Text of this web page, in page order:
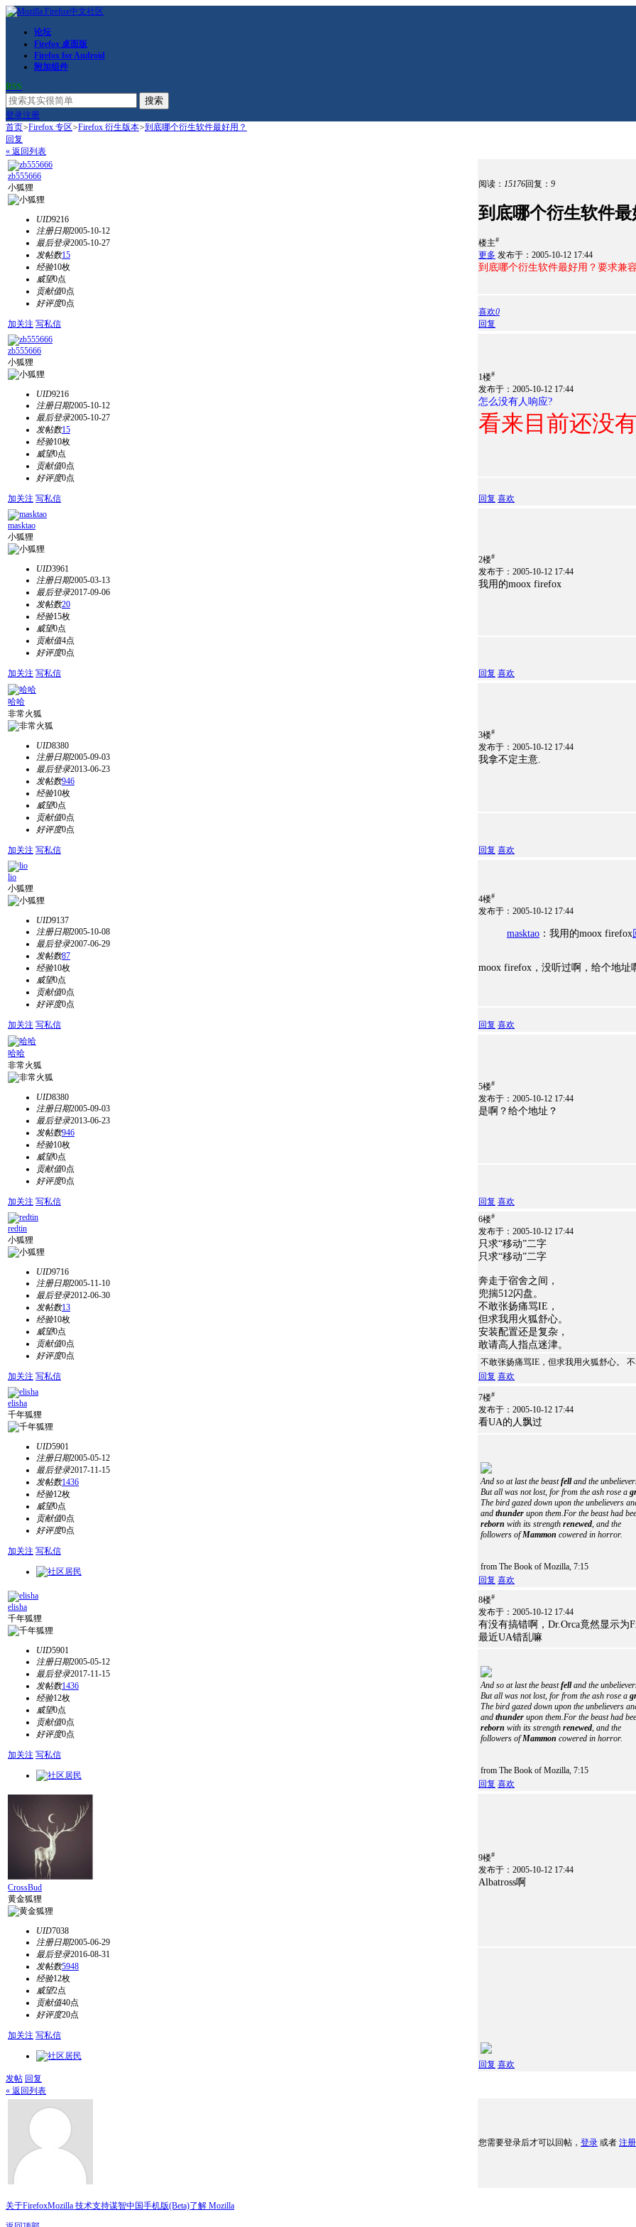
论坛
Firefox 桌面版
Firefox for Android
附加组件
RSS
搜索
登录注册
首页>Firefox 专区>Firefox 衍生版本>到底哪个衍生软件最好用？
回复
« 返回列表
zb555666
小狐狸
UID9216
注册日期2005-10-12
最后登录2005-10-27
发帖数15
经验10枚
威望0点
贡献值0点
好评度0点
加关注 写私信
阅读： 15176回复： 9
到底哪个衍生软件最
楼主#
更多 发布于：2005-10-12 17:44
到底哪个衍生软件最好用？要求兼
喜欢0
回复
zb555666
小狐狸
UID9216
注册日期2005-10-12
最后登录2005-10-27
发帖数15
经验10枚
威望0点
贡献值0点
好评度0点
加关注 写私信
1楼#
发布于：2005-10-12 17:44
怎么没有人响应?
看来目前还没
回复 喜欢
masktao
小狐狸
UID3961
注册日期2005-03-13
最后登录2017-09-06
发帖数20
经验15枚
威望0点
贡献值4点
好评度0点
加关注 写私信
2楼#
发布于：2005-10-12 17:44
我用的moox firefox
回复 喜欢
哈哈
非常火狐
UID8380
注册日期2005-09-03
最后登录2013-06-23
发帖数946
经验10枚
威望0点
贡献值0点
好评度0点
加关注 写私信
3楼#
发布于：2005-10-12 17:44
我拿不定主意.
回复 喜欢
lio
小狐狸
UID9137
注册日期2005-10-08
最后登录2007-06-29
发帖数87
经验10枚
威望0点
贡献值0点
好评度0点
加关注 写私信
4楼#
发布于：2005-10-12 17:44
masktao ：我用的moox firefox
moox firefox，没听过啊，给个地址
回复 喜欢
哈哈
非常火狐
UID8380
注册日期2005-09-03
最后登录2013-06-23
发帖数946
经验10枚
威望0点
贡献值0点
好评度0点
加关注 写私信
5楼#
发布于：2005-10-12 17:44
是啊？给个地址？
回复 喜欢
redtin
小狐狸
UID9716
注册日期2005-11-10
最后登录2012-06-30
发帖数13
经验10枚
威望0点
贡献值0点
好评度0点
加关注 写私信
6楼#
发布于：2005-10-12 17:44
只求“移动”二字
只求“移动”二字
奔走于宿舍之间，
兜揣512闪盘。
不敢张扬痛骂IE，
但求我用火狐舒心。
安装配置还是复杂，
敢请高人指点迷津。
不敢张扬痛骂IE，但求我用火狐舒心。
回复 喜欢
elisha
千年狐狸
UID5901
注册日期2005-05-12
最后登录2017-11-15
发帖数1436
经验12枚
威望0点
贡献值0点
好评度0点
加关注 写私信
7楼#
发布于：2005-10-12 17:44
看UA的人飘过
And so at last the beastfelland the
But all was not lost, for from the ash rose a
The bird gazed down upon the unbelievers
and thunder upon them.For the beast had
reborn with its strength renewed, and the
followers ofMammon cowered in horror.
from The Book of Mozilla, 7:15
回复 喜欢
elisha
千年狐狸
UID5901
注册日期2005-05-12
最后登录2017-11-15
发帖数1436
经验12枚
威望0点
贡献值0点
好评度0点
加关注 写私信
8楼#
发布于：2005-10-12 17:44
有没有搞错啊，Dr.Orca竟然显示为
最近UA错乱嘛
And so at last the beastfelland the
But all was not lost, for from the ash rose a
The bird gazed down upon the unbelievers
and thunder upon them.For the beast had
reborn with its strength renewed, and the
followers ofMammon cowered in horror.
from The Book of Mozilla, 7:15
回复 喜欢
CrossBud
黄金狐狸
UID7038
注册日期2005-06-29
最后登录2016-08-31
发帖数5948
经验12枚
威望2点
贡献值40点
好评度20点
加关注 写私信
9楼#
发布于：2005-10-12 17:44
Albatross啊
回复 喜欢
发帖 回复
« 返回列表
您需要登录后才可以回帖， 登录 或者 注册
关于FirefoxMozilla 技术支持谋智中国手机版(Beta)了解 Mozilla